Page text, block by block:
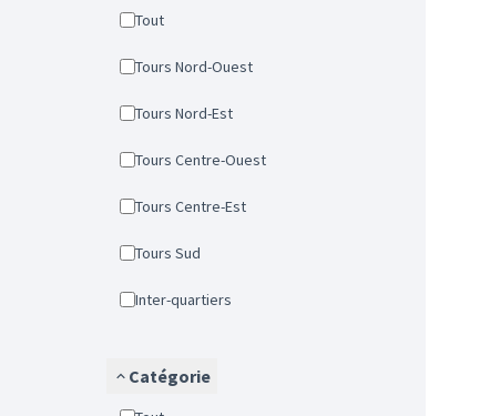
Tout
Tours Nord-Ouest
Tours Nord-Est
Tours Centre-Ouest
Tours Centre-Est
Tours Sud
Inter-quartiers
Catégorie